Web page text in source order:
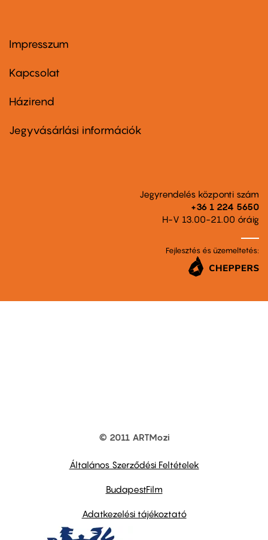
Footer
first
Impresszum
Kapcsolat
Footer
second
Házirend
Jegyvásárlási információk
Jegyrendelés központi szám
+36 1 224 5650
H-V 13.00-21.00 óráig
Fejlesztés és üzemeltetés:
© 2011 ARTMozi
Általános Szerződési Feltételek
BudapestFilm
Adatkezelési tájékoztató